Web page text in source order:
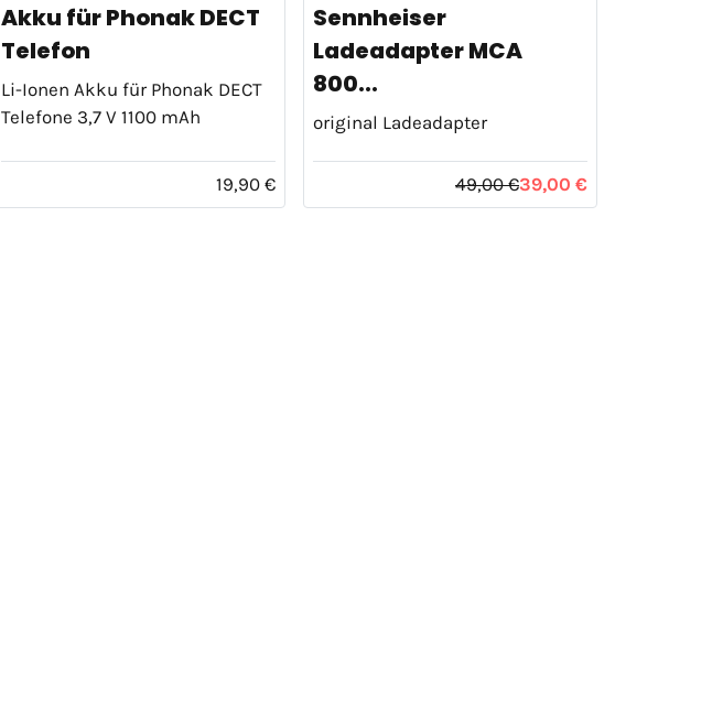
Akku für Phonak DECT
Telefon
Li-Ionen Akku für Phonak DECT
Telefone 3,7 V 1100 mAh
19,90 €
Sennheiser
Ladeadapter MCA
800...
original Ladeadapter
49,00 €39,00 €